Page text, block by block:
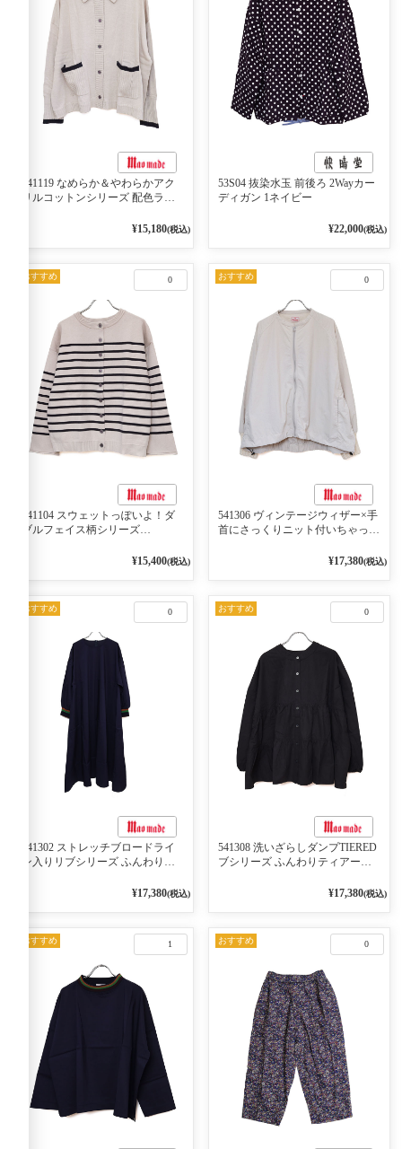
541119 なめらか＆やわらかアク
リルコットンシリーズ 配色ライ
ン 10ベージュ×ネイビー¥15,180(税込)
53S04 抜染水玉 前後ろ 2Wayカー
ディガン 1ネイビー
¥22,000(税込)
0
おすすめ
541104 スウェットっぽいよ！ダ
ブルフェイス柄シリーズ
2WAY プルオーバー 101オフベー
¥15,400(税込)
0
おすすめ
541306 ヴィンテージウィザー×手
首にさっくりニット付いちゃった
¥17,380(税込)
0
おすすめ
541302 ストレッチブロードライ
ン入りリブシリーズ ふんわりス
¥17,380(税込)
0
おすすめ
541308 洗いざらしダンプTIERED
ブシリーズ ふんわりティアード
¥17,380(税込)
1
おすすめ 0
おすすめ